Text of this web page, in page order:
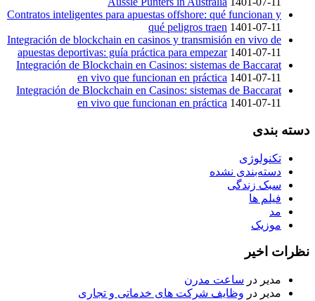
Contratos inteligentes para apuestas offshore: qué funcionan y
qué peligros traen 1401-07-11
Integración de blockchain en casinos y transmisión en vivo de
apuestas deportivas: guía práctica para empezar 1401-07-11
Integración de Blockchain en Casinos: sistemas de Baccarat
en vivo que funcionan en práctica 1401-07-11
Integración de Blockchain en Casinos: sistemas de Baccarat
en vivo que funcionan en práctica 1401-07-11
دسته بندی
تکنولوژی
دسته‌بندی نشده
سبک زندگی
فیلم ها
مد
موزیک
نظرات اخیر
مدیر در ساعت مدرن
مدیر در وظایف شرکت های خدماتی و تجاری